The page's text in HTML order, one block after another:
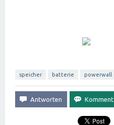
speicher batterie powerwall